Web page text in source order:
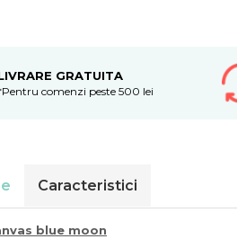
GRATUITA
comenzi peste 500 lei
Caracteristici
blue moon